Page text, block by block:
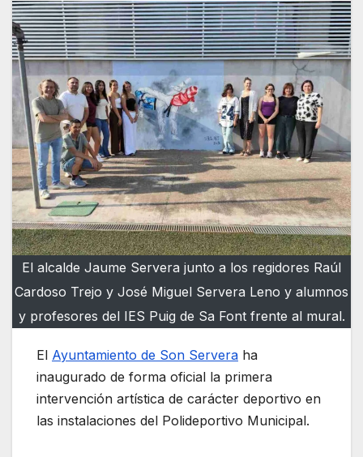
El alcalde Jaume Servera junto a los regidores Raúl
Cardoso Trejo y José Miguel Servera Leno y alumnos
y profesores del IES Puig de Sa Font frente al mural.
El Ayuntamiento de Son Servera ha
inaugurado de forma oficial la primera
intervención artística de carácter deportivo en
las instalaciones del Polideportivo Municipal.